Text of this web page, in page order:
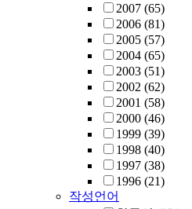
2007 (65)
2006 (81)
2005 (57)
2004 (65)
2003 (51)
2002 (62)
2001 (58)
2000 (46)
1999 (39)
1998 (40)
1997 (38)
1996 (21)
작성언어